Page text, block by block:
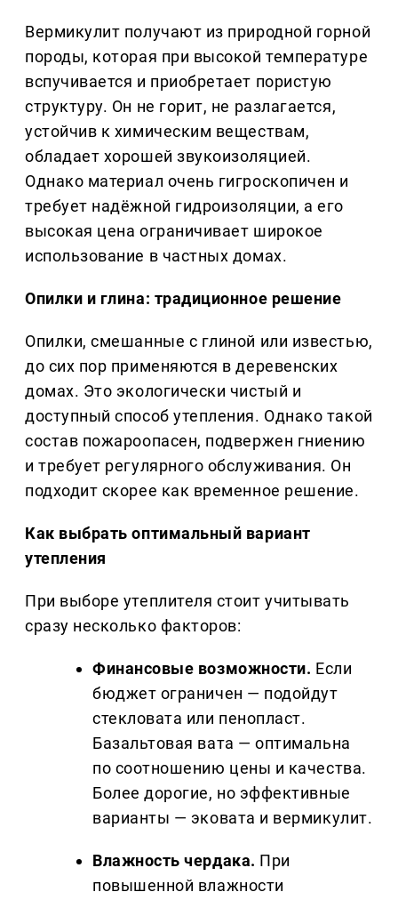
Вермикулит получают из природной горной
породы, которая при высокой температуре
вспучивается и приобретает пористую
структуру. Он не горит, не разлагается,
устойчив к химическим веществам,
обладает хорошей звукоизоляцией.
Однако материал очень гигроскопичен и
требует надёжной гидроизоляции, а его
высокая цена ограничивает широкое
использование в частных домах.
Опилки и глина: традиционное решение
Опилки, смешанные с глиной или известью,
до сих пор применяются в деревенских
домах. Это экологически чистый и
доступный способ утепления. Однако такой
состав пожароопасен, подвержен гниению
и требует регулярного обслуживания. Он
подходит скорее как временное решение.
Как выбрать оптимальный вариант
утепления
При выборе утеплителя стоит учитывать
сразу несколько факторов:
Финансовые возможности. Если
бюджет ограничен — подойдут
стекловата или пенопласт.
Базальтовая вата — оптимальна
по соотношению цены и качества.
Более дорогие, но эффективные
варианты — эковата и вермикулит.
Влажность чердака. При
повышенной влажности